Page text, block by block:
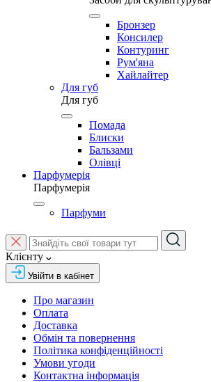
Бронзер
Консилер
Контуринг
Рум'яна
Хайлайтер
Для губ
Для губ
Помада
Блиски
Бальзами
Олівці
Парфумерія
Парфумерія
Парфуми
Клієнту
Увійти в кабінет
Про магазин
Оплата
Доставка
Обмін та повернення
Політика конфіденційності
Умови угоди
Контактна інформація